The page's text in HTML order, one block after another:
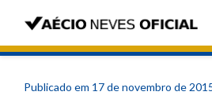
Publicado em 17 de novembro de